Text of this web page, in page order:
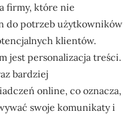
firmy, które nie
do potrzeb użytkowników
klientów.
jest personalizacja treści.
bardziej
online, co oznacza,
swoje komunikaty i